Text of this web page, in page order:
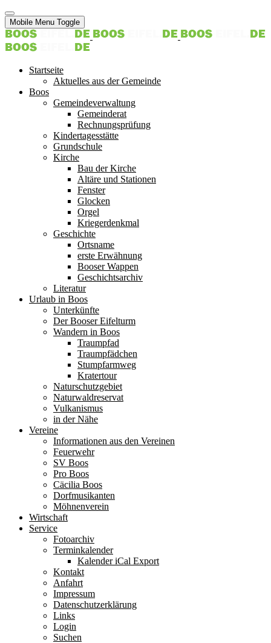
Mobile Menu Toggle
Startseite
Aktuelles aus der Gemeinde
Boos
Gemeindeverwaltung
Gemeinderat
Rechnungsprüfung
Kindertagesstätte
Grundschule
Kirche
Bau der Kirche
Altäre und Stationen
Fenster
Glocken
Orgel
Kriegerdenkmal
Geschichte
Ortsname
erste Erwähnung
Booser Wappen
Geschichtsarchiv
Literatur
Urlaub in Boos
Unterkünfte
Der Booser Eifelturm
Wandern in Boos
Traumpfad
Traumpfädchen
Stumpfarmweg
Kratertour
Naturschutzgebiet
Naturwaldreservat
Vulkanismus
in der Nähe
Vereine
Informationen aus den Vereinen
Feuerwehr
SV Boos
Pro Boos
Cäcilia Boos
Dorfmusikanten
Möhnenverein
Wirtschaft
Service
Fotoarchiv
Terminkalender
Kalender iCal Export
Kontakt
Anfahrt
Impressum
Datenschutzerklärung
Links
Login
Suchen